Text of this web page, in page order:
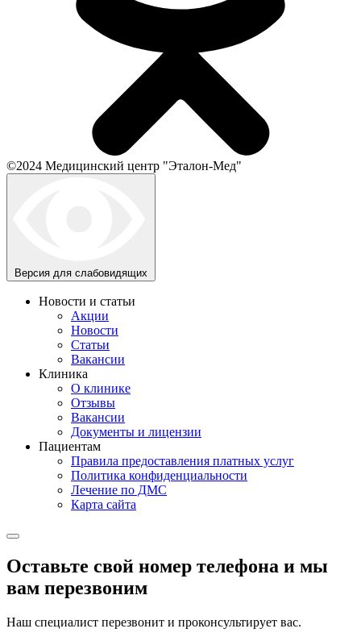
©2024 Медицинский центр "Эталон-Мед"
Версия для слабовидящих
Новости и статьи
Акции
Новости
Статьи
Вакансии
Клиника
О клинике
Отзывы
Вакансии
Документы и лицензии
Пациентам
Правила предоставления платных услуг
Политика конфиденциальности
Лечение по ДМС
Карта сайта
Оставьте свой номер телефона и мы
вам перезвоним
Наш специалист перезвонит и проконсультирует вас.